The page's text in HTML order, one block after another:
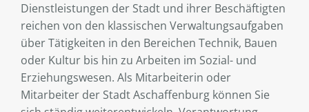
Dienstleistungen der Stadt und ihrer Beschäftigten
reichen von den klassischen Verwaltungsaufgaben
über Tätigkeiten in den Bereichen Technik, Bauen
oder Kultur bis hin zu Arbeiten im Sozial- und
Erziehungswesen. Als Mitarbeiterin oder
Mitarbeiter der Stadt Aschaffenburg können Sie